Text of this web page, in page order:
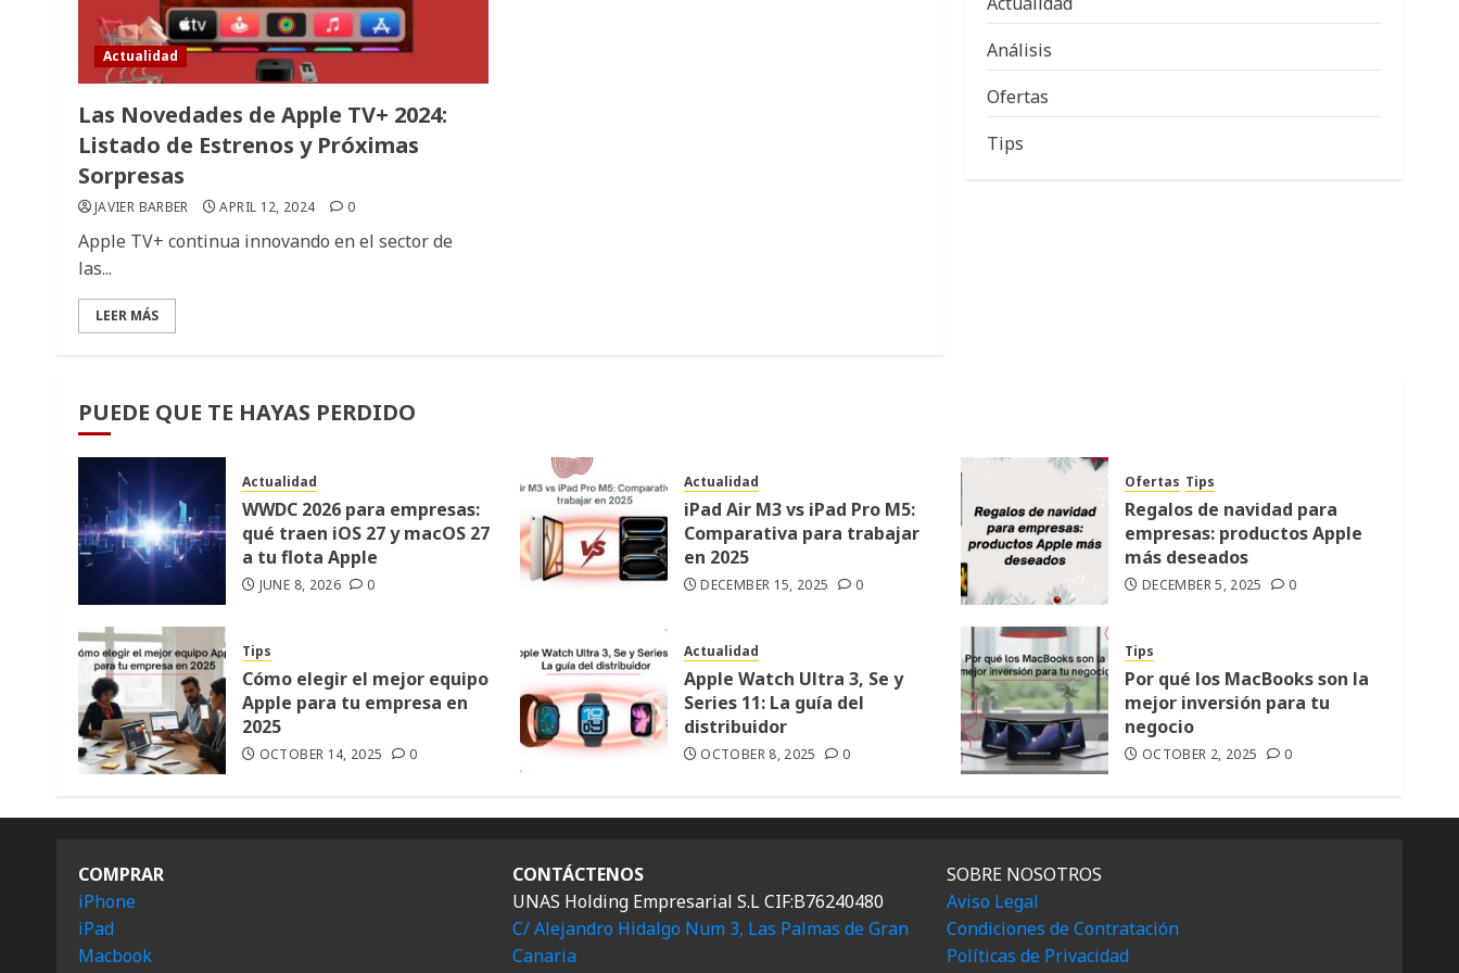
Actualidad
Las Novedades de Apple TV+ 2024:
Listado de Estrenos y Próximas
Sorpresas
JAVIER BARBER APRIL 12, 2024 0
Apple TV+ continua innovando en el sector de
las...
LEER MÁS
Análisis
Ofertas
Tips
PUEDE QUE TE HAYAS PERDIDO
Actualidad
WWDC 2026 para empresas:
qué traen iOS 27 y macOS 27
a tu flota Apple
JUNE 8, 2026 0
Actualidad
iPad Air M3 vs iPad Pro M5:
Comparativa para trabajar
en 2025
DECEMBER 15, 2025 0
Ofertas Tips
Regalos de navidad para
empresas: productos Apple
más deseados
DECEMBER 5, 2025 0
Tips
Cómo elegir el mejor equipo
Apple para tu empresa en
2025
OCTOBER 14, 2025 0
Actualidad
Apple Watch Ultra 3, Se y
Series 11: La guía del
distribuidor
OCTOBER 8, 2025 0
Tips
Por qué los MacBooks son la
mejor inversión para tu
negocio
OCTOBER 2, 2025 0
COMPRAR
iPhone
iPad
Macbook
CONTÁCTENOS
UNAS Holding Empresarial S.L CIF:B76240480
C/ Alejandro Hidalgo Num 3, Las Palmas de Gran
Canaria
SOBRE NOSOTROS
Aviso Legal
Condiciones de Contratación
Políticas de Privacidad